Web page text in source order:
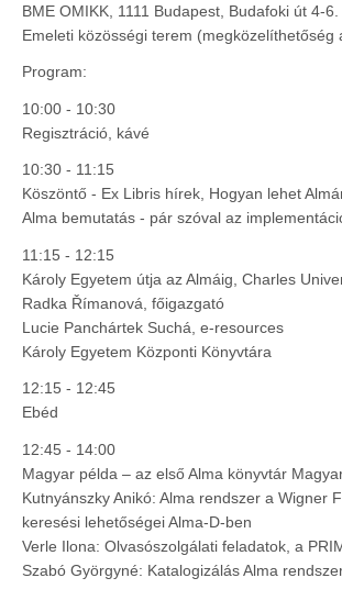
BME OMIKK, 1111 Budapest, Budafoki út 4-6.
Emeleti közösségi terem
Program:
10:00 - 10:30
Regisztráció, kávé
10:30 - 11:15
Köszöntő - Ex Libris hírek, Hogyan lehet
Alma bemutatás - pár szóval az
11:15 - 12:15
Károly Egyetem útja az Almáig, Charles
Radka Římanová, főigazgató
Lucie Panchártek Suchá, e-resources
Károly Egyetem Központi Könyvtára
12:15 - 12:45
Ebéd
12:45 - 14:00
Magyar példa – az első Alma könyvtár
Kutnyánszky Anikó: Alma rendszer a Wigner
keresési lehetőségei Alma-D-ben
Verle Ilona: Olvasószolgálati feladatok, a
Szabó Györgyné: Katalogizálás Alma